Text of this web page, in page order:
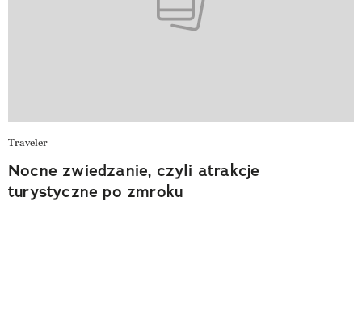
Traveler
Nocne zwiedzanie, czyli atrakcje
turystyczne po zmroku